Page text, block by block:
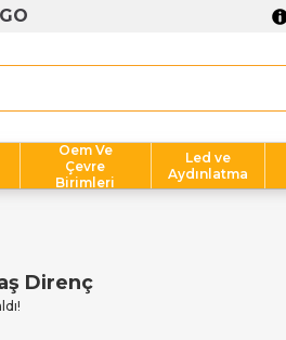
Oem Ve
Çevre
Birimleri
Led ve
Aydınlatma
Direnç